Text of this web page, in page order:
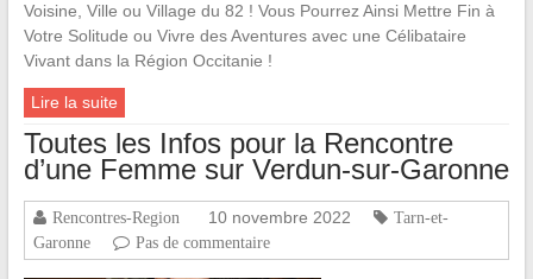
Voisine, Ville ou Village du 82 ! Vous Pourrez Ainsi Mettre Fin à
Votre Solitude ou Vivre des Aventures avec une Célibataire
Vivant dans la Région Occitanie !
Lire la suite
Toutes les Infos pour la Rencontre
d’une Femme sur Verdun-sur-Garonne
Rencontres-Region 10 novembre 2022
Tarn-et-
Garonne
Pas de commentaire